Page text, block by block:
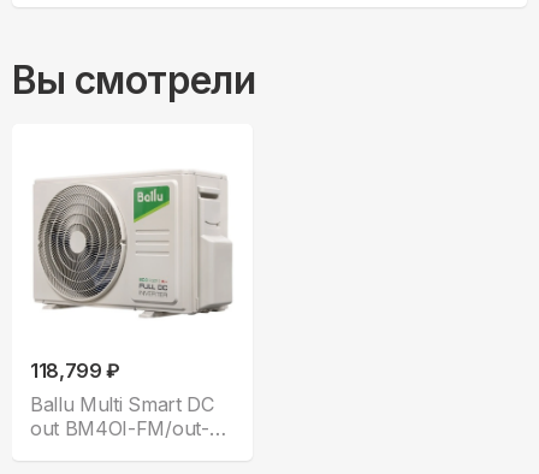
Вы смотрели
118,799 ₽
Ballu Multi Smart DC
out BM4OI-FM/out-